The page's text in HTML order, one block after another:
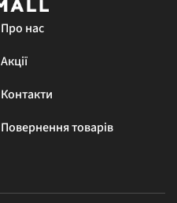
Про нас
Акції
Контакти
Повернення товарів